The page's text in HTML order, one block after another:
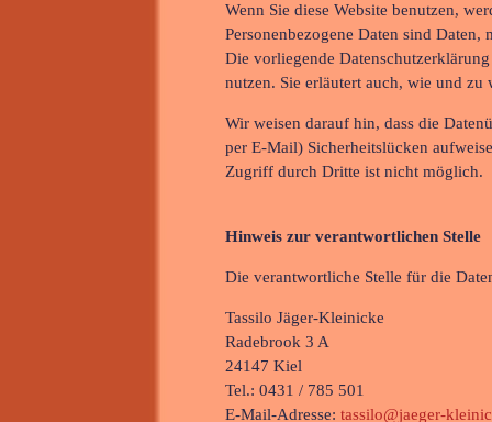
Wenn Sie diese Website benutzen,
Personenbezogene Daten sind
Die vorliegende
nutzen. Sie erläutert auch, wie und zu
Wir weisen darauf hin, dass die
per E-Mail) Sicherheitslücken
Zugriff durch Dritte ist nicht möglich.
Hinweis zur verantwortlichen Stelle
Die verantwortliche Stelle für die
Tassilo Jäger-Kleinicke
Radebrook 3 A
24147 Kiel
Tel.: 0431 / 785 501
E-Mail-Adresse: tassilo@jaeger-